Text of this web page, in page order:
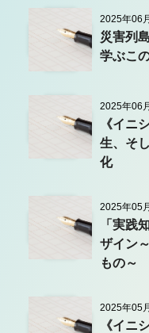
2025年06
災害列
学ぶこ
2025年06
《イニ
生、そ
化
2025年05
「実践
ザイン
もの～
2025年05
《イニ